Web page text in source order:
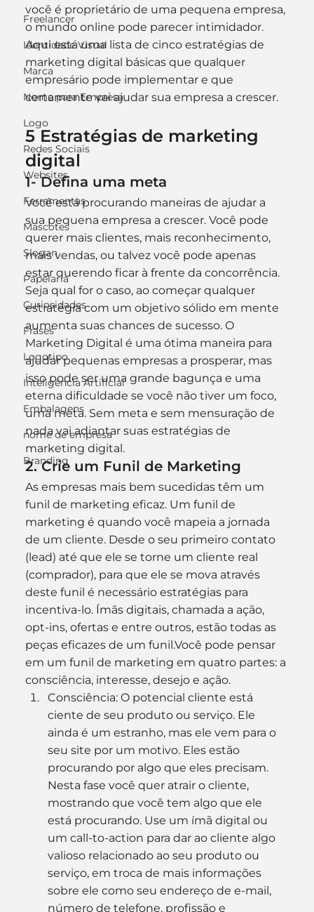
Freelancer
Identidade Visual
Marca
Nome para Empresa
Logo
Redes Sociais
Websites
Ferramentas
Mascotes
Slogan
Papelaria
Curiosidades
Frases
Logotipo
Inteligência Artificial
Embalagens
nome de empresa
Branding
você é proprietário de uma pequena empresa,
o mundo online pode parecer intimidador.
Aqui está uma lista de cinco estratégias de
marketing digital básicas que qualquer
empresário pode implementar e que
certamente vai ajudar sua empresa a crescer.
5 Estratégias de marketing
digital
1- Defina uma meta
Você está procurando maneiras de ajudar a
sua pequena empresa a crescer. Você pode
querer mais clientes, mais reconhecimento,
mais vendas, ou talvez você pode apenas
estar querendo ficar à frente da concorrência.
Seja qual for o caso, ao começar qualquer
estratégia com um objetivo sólido em mente
aumenta suas chances de sucesso. O
Marketing Digital é uma ótima maneira para
ajudar pequenas empresas a prosperar, mas
isso pode ser uma grande bagunça e uma
eterna dificuldade se você não tiver um foco,
uma meta. Sem meta e sem mensuração de
nada vai adiantar suas estratégias de
marketing digital.
2. Crie um Funil de Marketing
As empresas mais bem sucedidas têm um
funil de marketing eficaz. Um funil de
marketing é quando você mapeia a jornada
de um cliente. Desde o seu primeiro contato
(lead) até que ele se torne um cliente real
(comprador), para que ele se mova através
deste funil é necessário estratégias para
incentiva-lo. Ímãs digitais, chamada a ação,
opt-ins, ofertas e entre outros, estão todas as
peças eficazes de um funil.Você pode pensar
em um funil de marketing em quatro partes: a
consciência, interesse, desejo e ação.
Consciência: O potencial cliente está
ciente de seu produto ou serviço. Ele
ainda é um estranho, mas ele vem para o
seu site por um motivo. Eles estão
procurando por algo que eles precisam.
Nesta fase você quer atrair o cliente,
mostrando que você tem algo que ele
está procurando. Use um ímã digital ou
um call-to-action para dar ao cliente algo
valioso relacionado ao seu produto ou
serviço, em troca de mais informações
sobre ele como seu endereço de e-mail,
número de telefone, profissão e